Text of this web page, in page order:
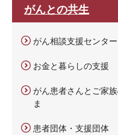
がんとの共生
がん相談支援センター
お金と暮らしの支援
がん患者さんとご家
ま
患者団体・支援団体